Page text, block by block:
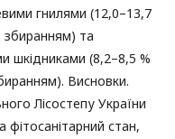
гнилями (12,0–13,7
збиранням) та
шкідниками (8,2–8,5 %
Висновки.
Лісостепу України
фітосанітарний стан,